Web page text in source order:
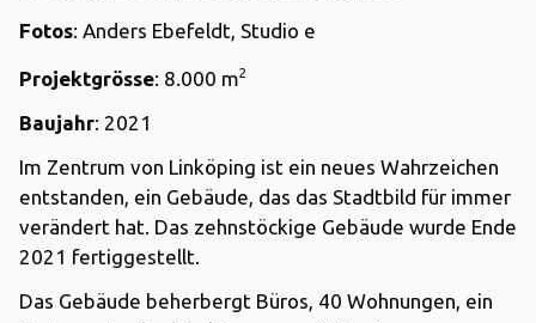
Fotos: Anders Ebefeldt, Studio e
Projektgrösse: 8.000 m2
Baujahr: 2021
Im Zentrum von Linköping ist ein neues Wahrzeichen
entstanden, ein Gebäude, das das Stadtbild für immer
verändert hat. Das zehnstöckige Gebäude wurde Ende
2021 fertiggestellt.
Das Gebäude beherbergt Büros, 40 Wohnungen, ein